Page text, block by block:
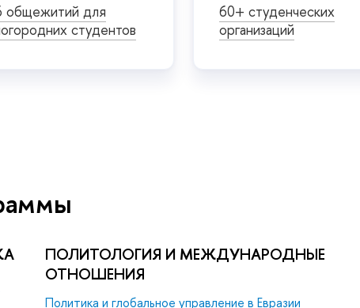
общежитий для
студентов
60+ студенческих
организаций
ПОЛИТОЛОГИЯ И МЕЖДУНАРОДНЫЕ
ОТНОШЕНИЯ
Политика и глобальное управление в Евразии